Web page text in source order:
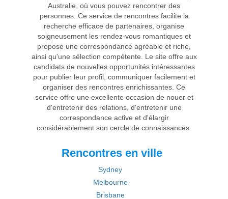
Australie, où vous pouvez rencontrer des
personnes. Ce service de rencontres facilite la
recherche efficace de partenaires, organise
soigneusement les rendez-vous romantiques et
propose une correspondance agréable et riche,
ainsi qu'une sélection compétente. Le site offre aux
candidats de nouvelles opportunités intéressantes
pour publier leur profil, communiquer facilement et
organiser des rencontres enrichissantes. Ce
service offre une excellente occasion de nouer et
d'entretenir des relations, d'entretenir une
correspondance active et d'élargir
considérablement son cercle de connaissances.
Rencontres en ville
Sydney
Melbourne
Brisbane